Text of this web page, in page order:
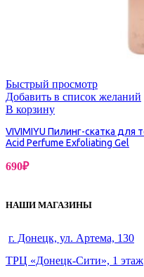
Быстрый просмотр
Добавить в список желаний
В корзину
VIVIMIYU Пилинг-скатка
Acid Perfume Exfoliating Gel
690₽
НАШИ МАГАЗИНЫ
г. Донецк, ул. Артема, 130
ТРЦ «Донецк-Сити», 1 этаж